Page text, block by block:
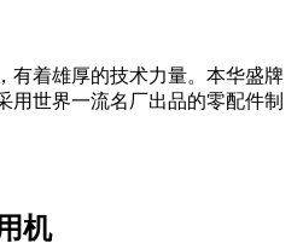
有着雄厚的技术力量。本华盛牌
用世界一流名厂出品的零配件制
机